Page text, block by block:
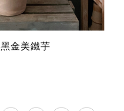
黑金美鐵芋